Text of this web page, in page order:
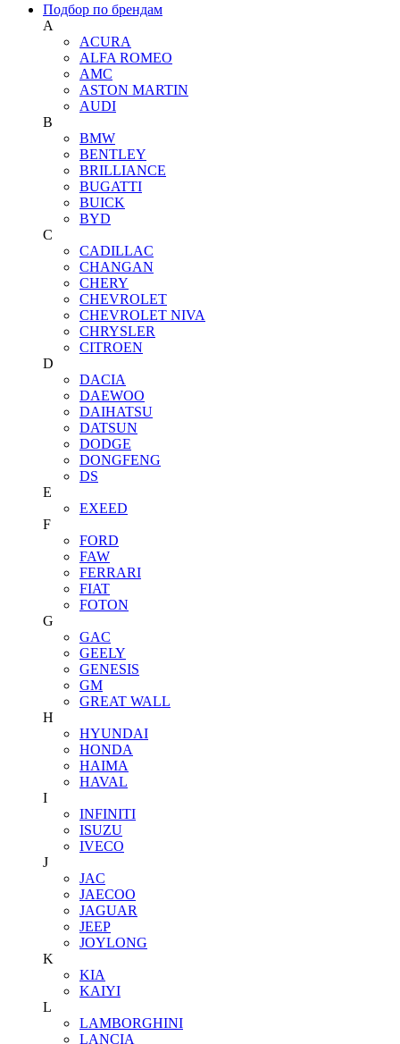
Подбор по брендам
A
ACURA
ALFA ROMEO
AMC
ASTON MARTIN
AUDI
B
BMW
BENTLEY
BRILLIANCE
BUGATTI
BUICK
BYD
C
CADILLAC
CHANGAN
CHERY
CHEVROLET
CHEVROLET NIVA
CHRYSLER
CITROEN
D
DACIA
DAEWOO
DAIHATSU
DATSUN
DODGE
DONGFENG
DS
E
EXEED
F
FORD
FAW
FERRARI
FIAT
FOTON
G
GAC
GEELY
GENESIS
GM
GREAT WALL
H
HYUNDAI
HONDA
HAIMA
HAVAL
I
INFINITI
ISUZU
IVECO
J
JAC
JAECOO
JAGUAR
JEEP
JOYLONG
K
KIA
KAIYI
L
LAMBORGHINI
LANCIA